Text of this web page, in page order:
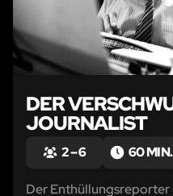
DER
JOURNALIST
2 – 6 60 MIN.
Der